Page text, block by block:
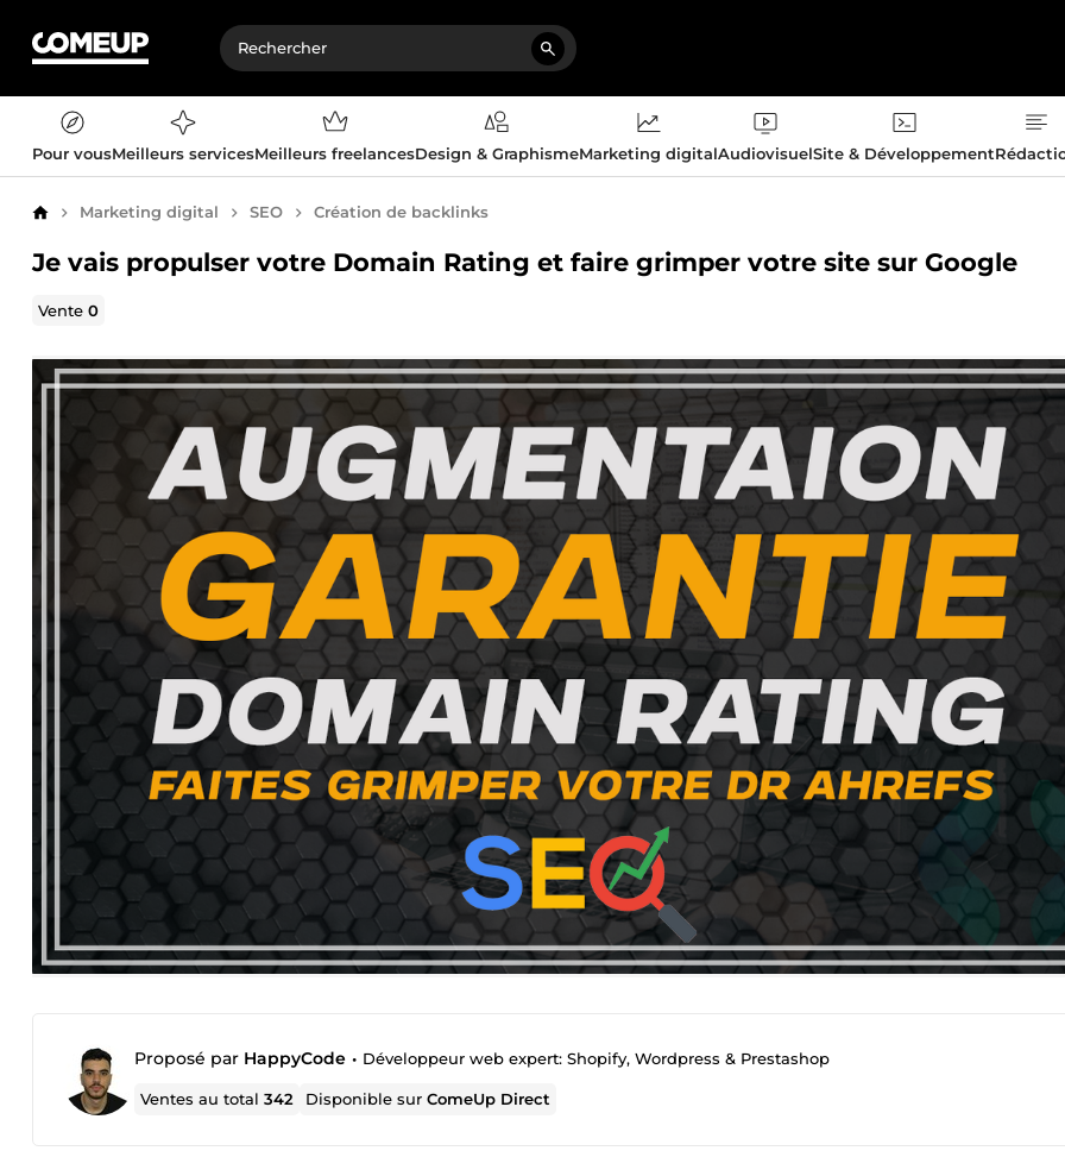
Pour vousMeilleurs servicesMeilleurs freelancesDesign & GraphismeMarketing digitalAudiovisuelSite & Développement
AccueilMarketing digital SEO Création de backlinks
Je vais propulser votre Domain Rating et faire grimper votre site sur Google
Vente0
Proposé par HappyCode • Développeur web expert: Shopify, Wordpress & Prestashop
Ventes au total342 Disponible surComeUp Direct